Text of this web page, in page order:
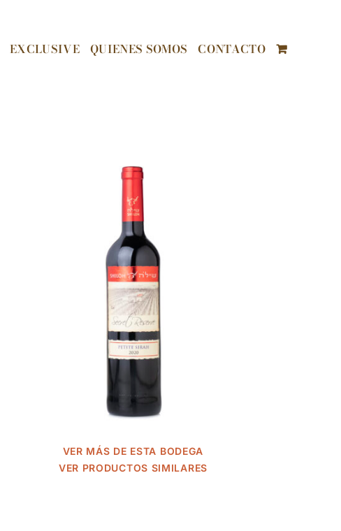
EXCLUSIVE QUIENES SOMOS CONTACTO
VER MÁS DE ESTA BODEGA
VER PRODUCTOS SIMILARES